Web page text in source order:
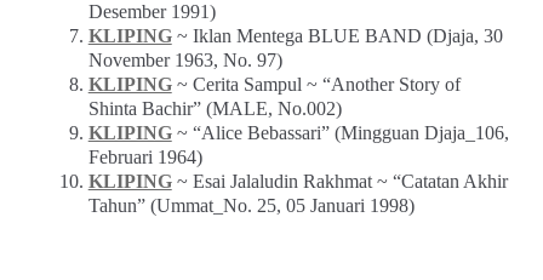
Desember 1991)
KLIPING~ Iklan Mentega BLUE BAND (Djaja, 30
November 1963, No. 97)
KLIPING~ Cerita Sampul ~ “Another Story of
Shinta Bachir” (MALE, No.002)
KLIPING~ “Alice Bebassari” (Mingguan Djaja_106,
Februari 1964)
KLIPING~ Esai Jalaludin Rakhmat ~ “Catatan Akhir
Tahun” (Ummat_No. 25, 05 Januari 1998)